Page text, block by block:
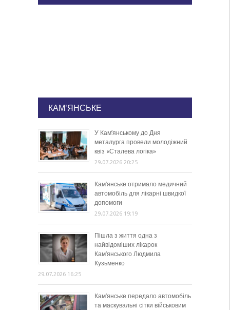
КАМ'ЯНСЬКЕ
У Кам’янському до Дня
металурга провели молодіжний
квіз «Сталева логіка»
29.07.2026 20:25
Кам’янське отримало медичний
автомобіль для лікарні швидкої
допомоги
29.07.2026 19:19
Пішла з життя одна з
найвідоміших лікарок
Кам’янського Людмила
Кузьменко
29.07.2026 16:25
Кам’янське передало автомобіль
та маскувальні сітки військовим